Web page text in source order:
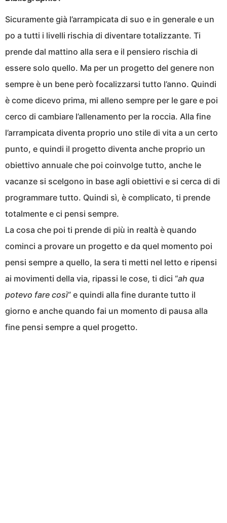
Sicuramente già l’arrampicata di suo e in generale e un
po a tutti i livelli rischia di diventare totalizzante. Ti
prende dal mattino alla sera e il pensiero rischia di
essere solo quello. Ma per un progetto del genere non
sempre è un bene però focalizzarsi tutto l’anno. Quindi
è come dicevo prima, mi alleno sempre per le gare e poi
cerco di cambiare l’allenamento per la roccia. Alla fine
l’arrampicata diventa proprio uno stile di vita a un certo
punto, e quindi il progetto diventa anche proprio un
obiettivo annuale che poi coinvolge tutto, anche le
vacanze si scelgono in base agli obiettivi e si cerca di di
programmare tutto. Quindi sì, è complicato, ti prende
totalmente e ci pensi sempre.
La cosa che poi ti prende di più in realtà è quando
cominci a provare un progetto e da quel momento poi
pensi sempre a quello, la sera ti metti nel letto e ripensi
ai movimenti della via, ripassi le cose, ti dici “ah qua
potevo fare così” e quindi alla fine durante tutto il
giorno e anche quando fai un momento di pausa alla
fine pensi sempre a quel progetto.